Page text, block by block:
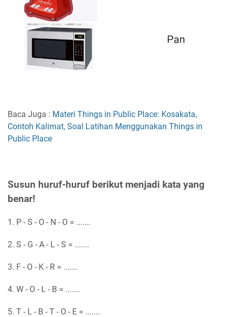
Baca Juga : Materi Things in Public Place: Kosakata,
Contoh Kalimat, Soal Latihan Menggunakan Things in
Public Place
Susun huruf-huruf berikut menjadi kata yang
benar!
1. P - S - O - N - O = .......
2. S - G - A - L - S = .......
3. F - O - K - R = .......
4. W - O - L - B = .......
5. T - L - B - T - O - E = .......